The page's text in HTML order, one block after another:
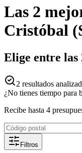
Las 2
Cristóbal (
Elige entre
2 resultados
¿No tienes tiempo para
Recibe hasta 4
Filtros